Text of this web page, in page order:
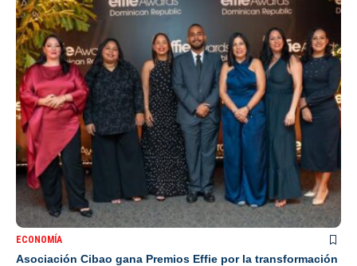
ECONOMÍA
Asociación Cibao gana Premios Effie por la transformación